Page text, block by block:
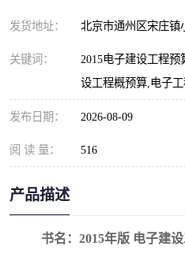
发货地址： 北京市通州区宋庄镇
关键词：
2015电子建设工程
设工程概预算,电子
发布日期： 2026-08-09
阅 读 量： 516
产品描述
书名：2015年版 电子建
煤炭建设工程预算定额
黄金矿山工程预算定额
冶金工业建设工程预算定
额
电子工程概预算定额
疏浚工程预算定额